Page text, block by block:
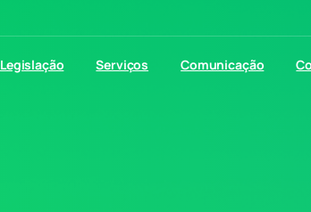
Legislação Serviços Comunicação